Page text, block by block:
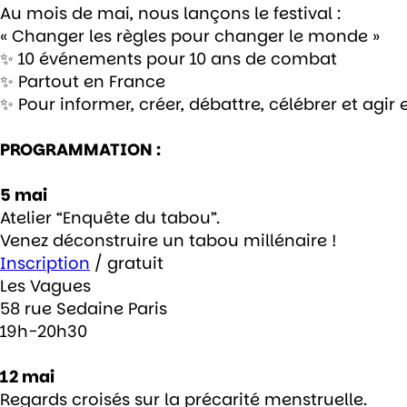
Au mois de mai, nous lançons le festival :
« Changer les règles pour changer le monde »
✨ 10 événements pour 10 ans de combat
✨ Partout en France
✨ Pour informer, créer, débattre, célébrer et agir
PROGRAMMATION :
5 mai
Atelier “Enquête du tabou”.
Venez déconstruire un tabou millénaire !
Inscription / gratuit
Les Vagues
58 rue Sedaine Paris
19h-20h30
12 mai
Regards croisés sur la précarité menstruelle.